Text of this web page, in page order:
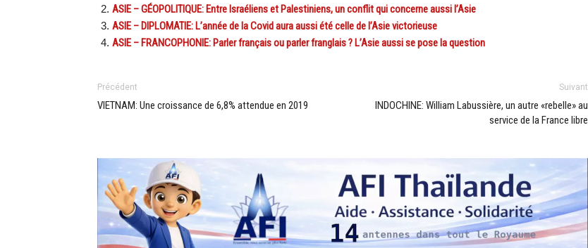
ASIE – GÉOPOLITIQUE: Entre Israéliens et Palestiniens, un conflit qui concerne aussi l’Asie
ASIE – DIPLOMATIE: L’année de la Covid aura aussi été celle de l’Asie victorieuse
ASIE – FRANCOPHONIE: Parler français ou parler franglais ? L’Asie aussi se pose la question
Précédent
VIETNAM: Une croissance de 6,8% attendue en 2019
Suivant
INDOCHINE: William Labussière, un autre «rebelle» au
service de la France libre